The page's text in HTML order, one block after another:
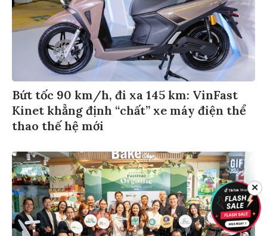
Bứt tốc 90 km/h, đi xa 145 km: VinFast
Kinet khẳng định “chất” xe máy điện thể
thao thế hệ mới
✕